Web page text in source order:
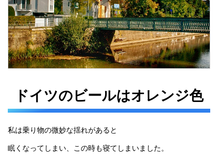
ドイツのビールはオレンジ色
私は乗り物の微妙な揺れがあると
眠くなってしまい、この時も寝てしまいました。